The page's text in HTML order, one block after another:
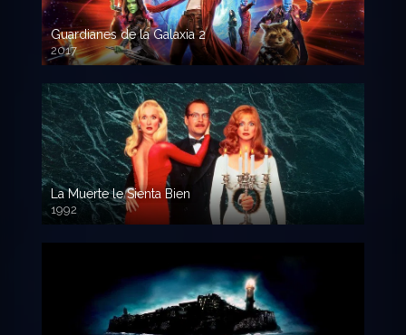
Guardianes de la Galaxia 2
2017
720p HD
La Muerte le Sienta Bien
1992
720p HD